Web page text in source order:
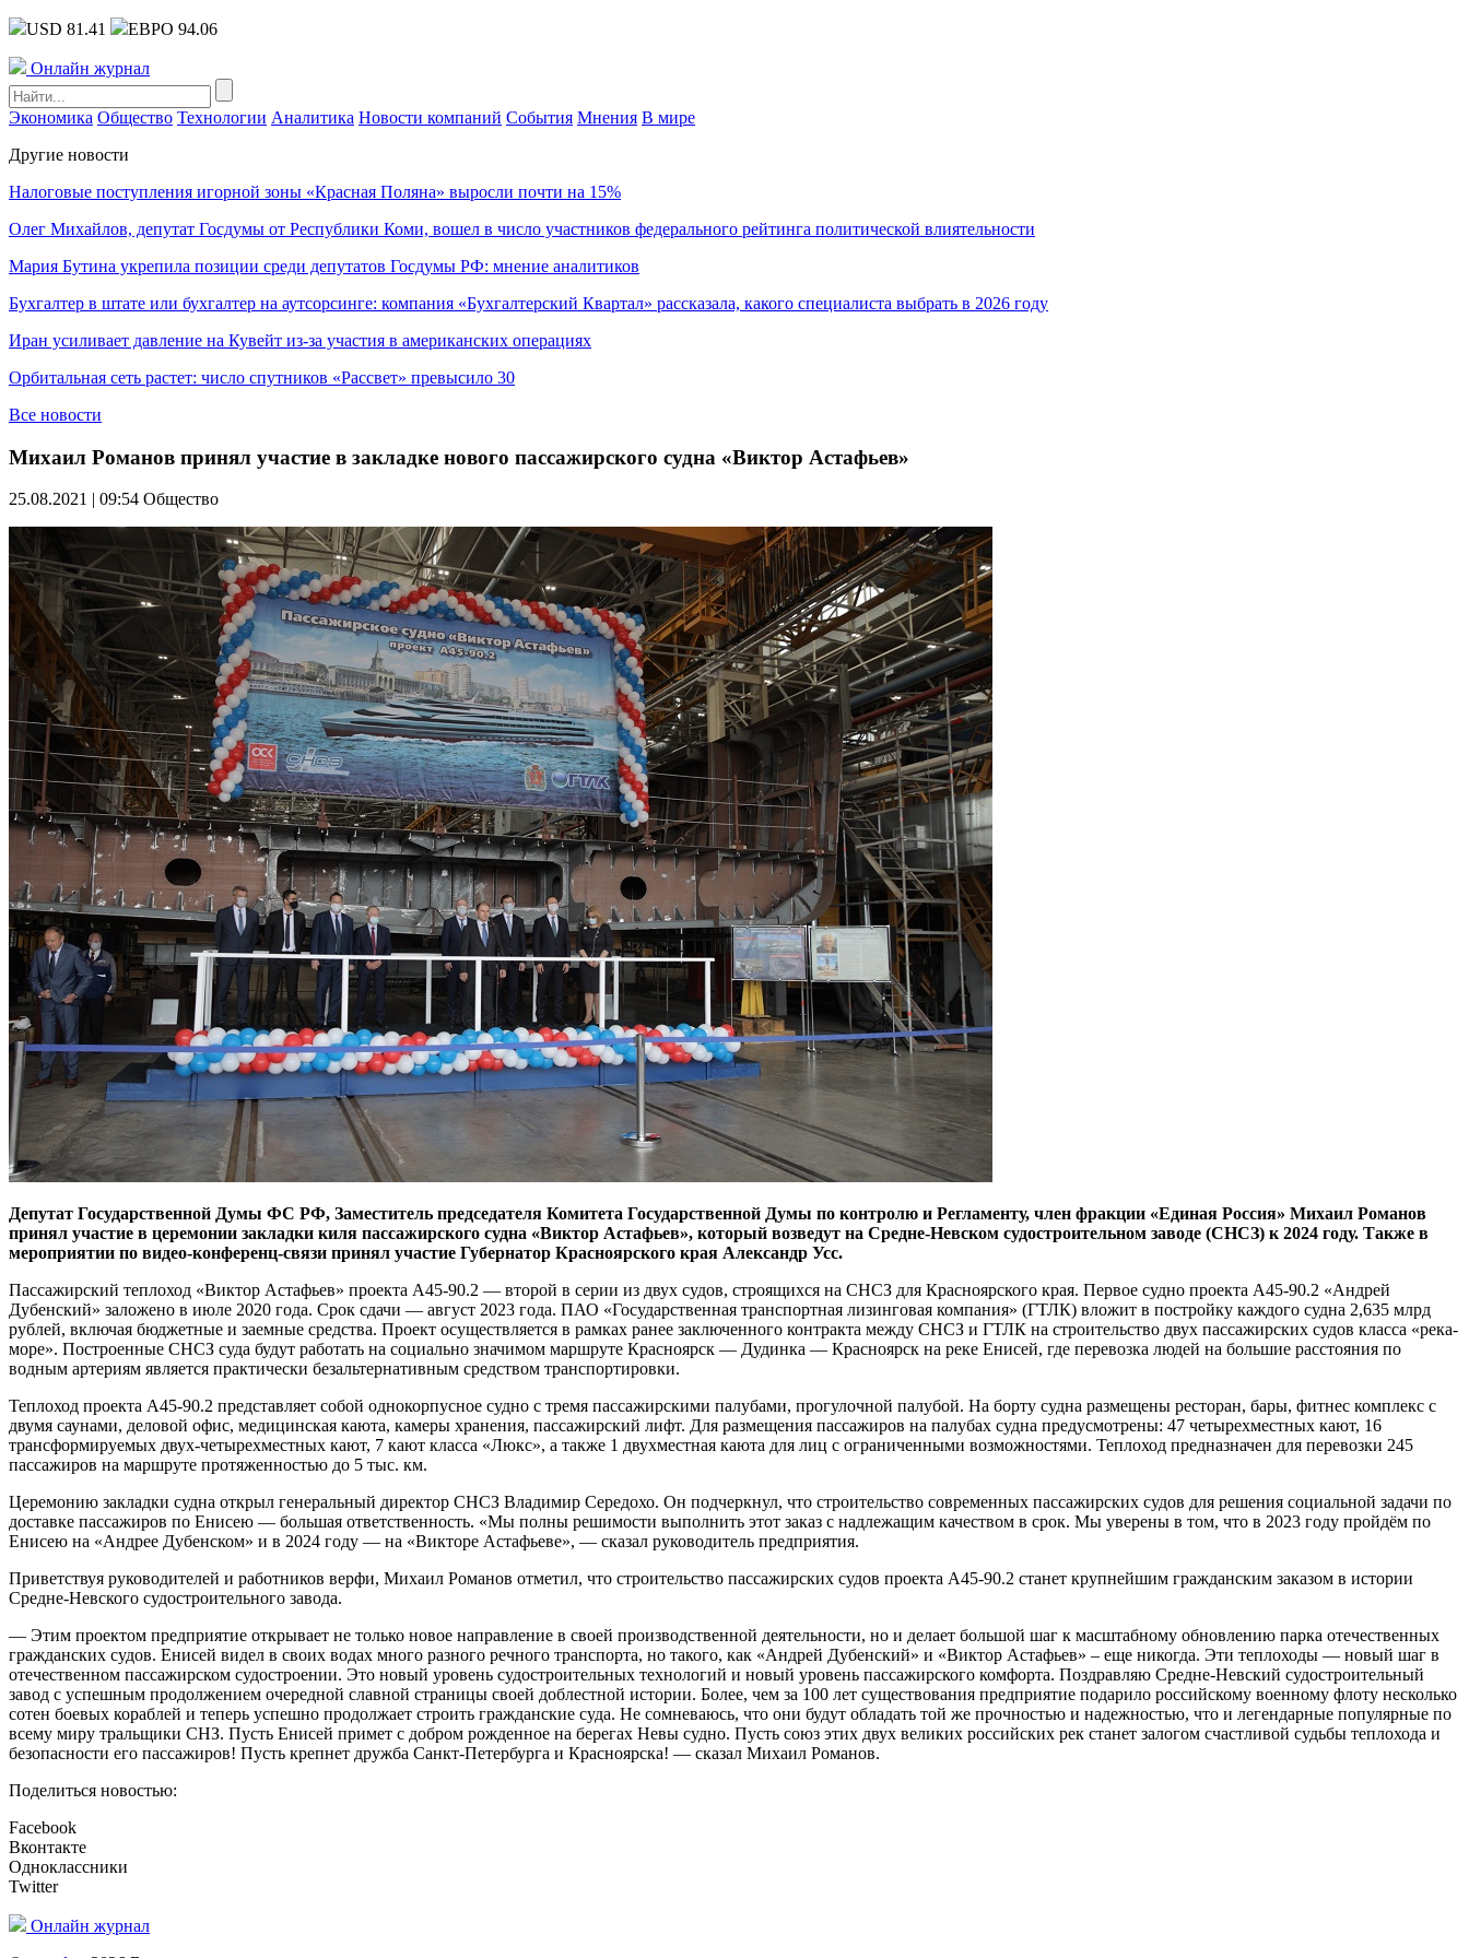
USD 81.41 ЕВРО 94.06
Онлайн журнал
Экономика Общество Технологии Аналитика Новости компаний События Мнения В мире
Другие новости
Налоговые поступления игорной зоны «Красная Поляна» выросли почти на 15%
Олег Михайлов, депутат Госдумы от Республики Коми, вошел в число участников федерального рейтинга политической влиятельности
Мария Бутина укрепила позиции среди депутатов Госдумы РФ: мнение аналитиков
Бухгалтер в штате или бухгалтер на аутсорсинге: компания «Бухгалтерский Квартал» рассказала, какого специалиста выбрать в 2026 году
Иран усиливает давление на Кувейт из-за участия в американских операциях
Орбитальная сеть растет: число спутников «Рассвет» превысило 30
Все новости
Михаил Романов принял участие в закладке нового пассажирского судна «Виктор Астафьев»
25.08.2021 | 09:54 Общество
Депутат Государственной Думы ФС РФ, Заместитель председателя Комитета Государственной Думы по контролю и Регламенту, член фракции «Единая Россия» Михаил Романов
принял участие в церемонии закладки киля пассажирского судна «Виктор Астафьев», который возведут на Средне-Невском судостроительном заводе (СНСЗ) к 2024 году. Также в
мероприятии по видео-конференц-связи принял участие Губернатор Красноярского края Александр Усс.
Пассажирский теплоход «Виктор Астафьев» проекта А45-90.2 — второй в серии из двух судов, строящихся на СНСЗ для Красноярского края. Первое судно проекта А45-90.2 «Андрей
Дубенский» заложено в июле 2020 года. Срок сдачи — август 2023 года. ПАО «Государственная транспортная лизинговая компания» (ГТЛК) вложит в постройку каждого судна 2,635 млрд
рублей, включая бюджетные и заемные средства. Проект осуществляется в рамках ранее заключенного контракта между СНСЗ и ГТЛК на строительство двух пассажирских судов класса «река-
море». Построенные СНСЗ суда будут работать на социально значимом маршруте Красноярск — Дудинка — Красноярск на реке Енисей, где перевозка людей на большие расстояния по
водным артериям является практически безальтернативным средством транспортировки.
Теплоход проекта А45-90.2 представляет собой однокорпусное судно с тремя пассажирскими палубами, прогулочной палубой. На борту судна размещены ресторан, бары, фитнес комплекс с
двумя саунами, деловой офис, медицинская каюта, камеры хранения, пассажирский лифт. Для размещения пассажиров на палубах судна предусмотрены: 47 четырехместных кают, 16
трансформируемых двух-четырехместных кают, 7 кают класса «Люкс», а также 1 двухместная каюта для лиц с ограниченными возможностями. Теплоход предназначен для перевозки 245
пассажиров на маршруте протяженностью до 5 тыс. км.
Церемонию закладки судна открыл генеральный директор СНСЗ Владимир Середохо. Он подчеркнул, что строительство современных пассажирских судов для решения социальной задачи по
доставке пассажиров по Енисею — большая ответственность. «Мы полны решимости выполнить этот заказ с надлежащим качеством в срок. Мы уверены в том, что в 2023 году пройдём по
Енисею на «Андрее Дубенском» и в 2024 году — на «Викторе Астафьеве», — сказал руководитель предприятия.
Приветствуя руководителей и работников верфи, Михаил Романов отметил, что строительство пассажирских судов проекта А45-90.2 станет крупнейшим гражданским заказом в истории
Средне-Невского судостроительного завода.
— Этим проектом предприятие открывает не только новое направление в своей производственной деятельности, но и делает большой шаг к масштабному обновлению парка отечественных
гражданских судов. Енисей видел в своих водах много разного речного транспорта, но такого, как «Андрей Дубенский» и «Виктор Астафьев» – еще никогда. Эти теплоходы — новый шаг в
отечественном пассажирском судостроении. Это новый уровень судостроительных технологий и новый уровень пассажирского комфорта. Поздравляю Средне-Невский судостроительный
завод с успешным продолжением очередной славной страницы своей доблестной истории. Более, чем за 100 лет существования предприятие подарило российскому военному флоту несколько
сотен боевых кораблей и теперь успешно продолжает строить гражданские суда. Не сомневаюсь, что они будут обладать той же прочностью и надежностью, что и легендарные популярные по
всему миру тральщики СНЗ. Пусть Енисей примет с добром рожденное на берегах Невы судно. Пусть союз этих двух великих российских рек станет залогом счастливой судьбы теплохода и
безопасности его пассажиров! Пусть крепнет дружба Санкт-Петербурга и Красноярска! — сказал Михаил Романов.
Поделиться новостью:
Facebook
Вконтакте
Одноклассники
Twitter
Онлайн журнал